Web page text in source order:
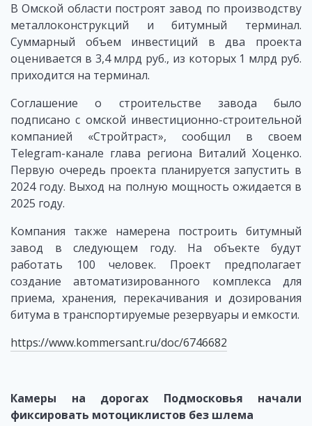
В Омской области построят завод по производству
металлоконструкций и битумный терминал.
Суммарный объем инвестиций в два проекта
оценивается в 3,4 млрд руб., из которых 1 млрд руб.
приходится на терминал.
Соглашение о строительстве завода было
подписано с омской инвестиционно-строительной
компанией «Стройтраст», сообщил в своем
Telegram-канале глава региона Виталий Хоценко.
Первую очередь проекта планируется запустить в
2024 году. Выход на полную мощность ожидается в
2025 году.
Компания также намерена построить битумный
завод в следующем году. На объекте будут
работать 100 человек. Проект предполагает
создание автоматизированного комплекса для
приема, хранения, перекачивания и дозирования
битума в транспортируемые резервуары и емкости.
https://www.kommersant.ru/doc/6746682
Камеры на дорогах Подмосковья начали
фиксировать мотоциклистов без шлема